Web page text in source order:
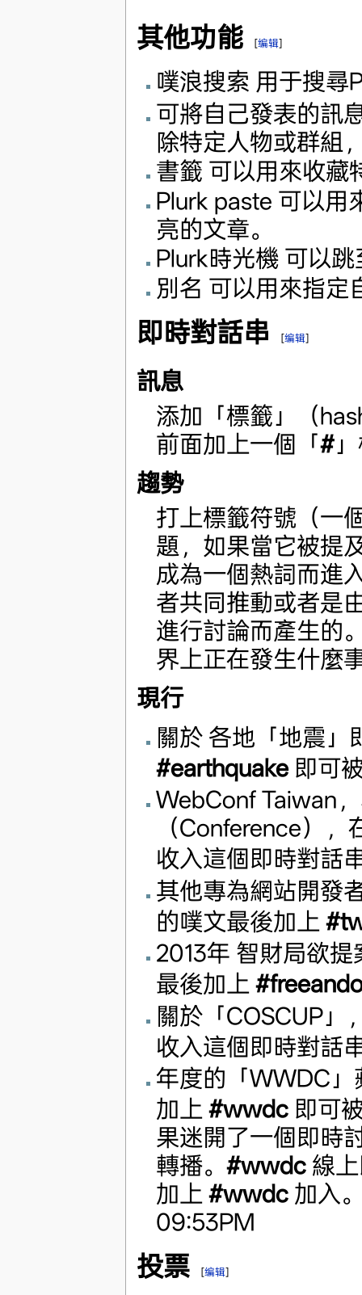
其他功能 [编辑]
噗浪搜索 用于搜尋
可將自己發表的訊
除特定人物或群組
書籤 可以用來收藏
Plurk paste 可以用
亮的文章。
Plurk時光機 可以
別名 可以用來指定
即時對話串 [编辑]
訊息
添加「標籤」（
前面加上一個「#
趨勢
打上標籤符號（一
題，如果當它被提
成為一個熱詞而進
者共同推動或者是
進行討論而產生的
界上正在發生什麼
現行
關於 各地「地震」
#earthquake即可
WebConf Taiwan
（Conference）
收入這個即時對話
其他專為網站開發
的噗文最後加上
2013年 智財局欲
最後加上
關於「COSCUP」
收入這個即時對話
年度的「WWDC」
加上 #wwdc即可
果迷開了一個即時
轉播。 #wwdc線上
加上 #wwdc加入
09:53PM
投票 [编辑]